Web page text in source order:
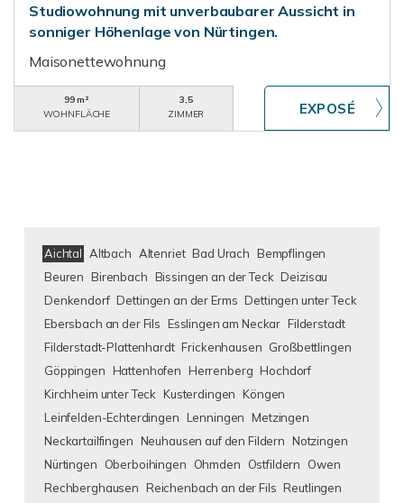
Studiowohnung mit unverbaubarer Aussicht in
sonniger Höhenlage von Nürtingen.
Maisonettewohnung
99 m²
WOHNFLÄCHE
3,5
ZIMMER
Aichtal Altbach Altenriet Bad Urach
Bempflingen
Beuren
Birenbach Bissingen an der Teck Deizisau
Denkendorf Dettingen an der Erms Dettingen unter Teck
Ebersbach an der Fils
Esslingen am Neckar Filderstadt
Filderstadt-Plattenhardt Frickenhausen Großbettlingen
Göppingen
Hattenhofen Herrenberg Hochdorf
Kirchheim unter Teck
Kusterdingen
Köngen
Leinfelden-Echterdingen
Lenningen
Metzingen
Neckartailfingen
Neuhausen auf den Fildern
Notzingen
Nürtingen
Oberboihingen Ohmden Ostfildern
Owen
Rechberghausen
Reichenbach an der Fils Reutlingen